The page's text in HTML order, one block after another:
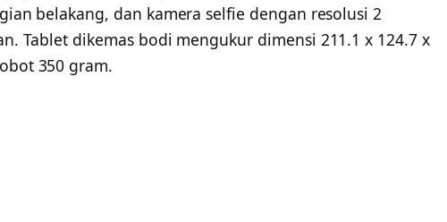
belakang, dan kamera selfie dengan resolusi 2
Tablet dikemas bodi mengukur dimensi 211.1 x 124.7 x
350 gram.